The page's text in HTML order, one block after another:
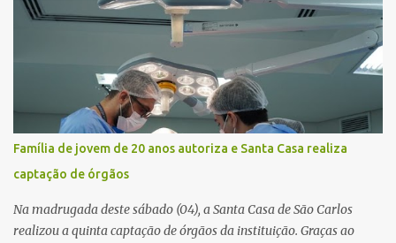
Controle Operacional (CCO) da concessionária Eixo SP, o acidente
aconteceu devido a uma falha técnica na praça de cobrança.
Dinâmica do acidente De acordo com o relato do motorista do
ônibus (modelo M. Benz/Busscar), ao entrar na pista de cobrança
automática (AVI 20), a cancela eletrônica não realizou a abertura
automática, o que o obrigou a frear o veículo. Um caminhão
Scania P 360, que trafegava logo atrás, não conseguiu parar a
tempo e colidiu contra a traseira do ônibus. Apesar da interdição
parcial da praça de pedágio, a concessionária informou que não
houve registro de congestionamento significativo no trecho, ...
Família de jovem de 20 anos autoriza e Santa Casa realiza
captação de órgãos
Na madrugada deste sábado (04), a Santa Casa de São Carlos
realizou a quinta captação de órgãos da instituição. Graças ao